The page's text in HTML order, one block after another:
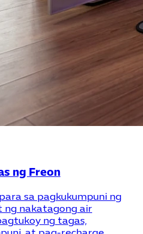
ng Freon
sa pagkukumpuni ng
nakatagong air
ng tagas,